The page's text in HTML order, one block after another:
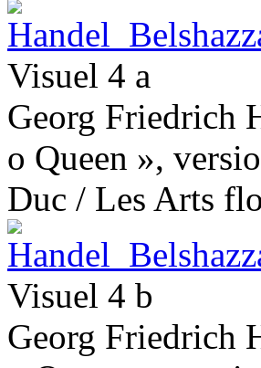
Visuel 4 a
Georg Friedrich
o Queen »,
Duc / Les Arts
Visuel 4 b
Georg Friedrich